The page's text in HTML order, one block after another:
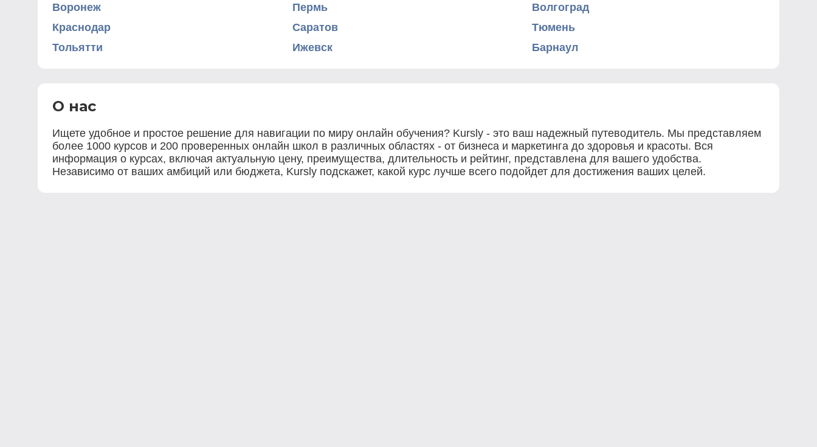
Воронеж
Пермь
Волгоград
Краснодар
Саратов
Тюмень
Тольятти
Ижевск Барнаул
О нас
Ищете удобное и простое решение для навигации по миру онлайн обучения? Kursly - это ваш надежный путеводитель. Мы представляем
более 1000 курсов и 200 проверенных онлайн школ в различных областях - от бизнеса и маркетинга до здоровья и красоты. Вся
информация о курсах, включая актуальную цену, преимущества, длительность и рейтинг, представлена для вашего удобства.
Независимо от ваших амбиций или бюджета, Kursly подскажет, какой курс лучше всего подойдет для достижения ваших целей.